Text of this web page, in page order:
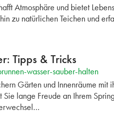
Atmosphäre und bietet
zu natürlichen Teichen und
Tipps & Tricks
wasser-sauber-halten
Gärten und Innenräume
Sie lange Freude an Ihrem